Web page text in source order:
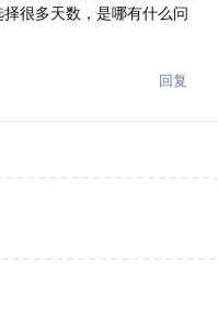
很多天数，是哪有什么问
回复